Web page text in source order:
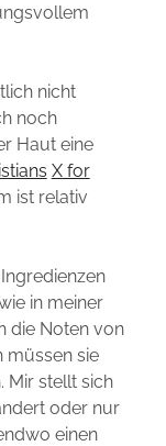
nicht
noch
Haut eine
X for
ist relativ
in meiner
die Noten von
müssen sie
Mir stellt sich
oder nur
einen